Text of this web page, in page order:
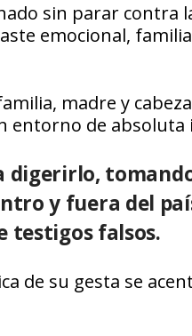
sin parar
emocional,
madre y
entorno de
digerirlo,
y fuera del
testigos falsos.
de su gesta se